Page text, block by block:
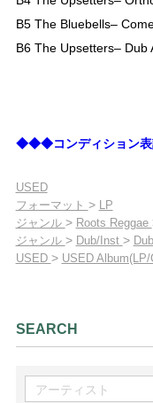
B5 The Bluebells–
B6 The Upsetters– Dub
◆◆◆コンディション表
USED
フォーマット >
LP
ジャンル > Roots Reggae
ジャンル > Dub/Inst > Dub
USED > USED Album(LP/
SEARCH